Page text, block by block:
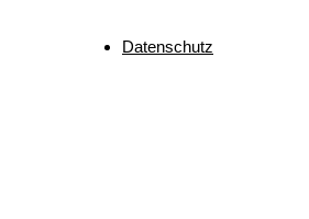
Datenschutz